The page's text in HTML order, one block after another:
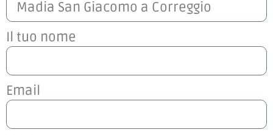
Il tuo nome
Email